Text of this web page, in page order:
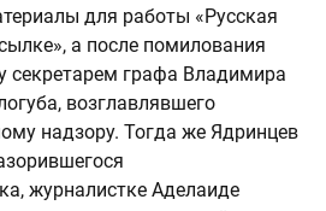
для работы «Русская
а после помилования
секретарем графа Владимира
возглавлявшего
надзору. Тогда же Ядринцев
журналистке Аделаиде